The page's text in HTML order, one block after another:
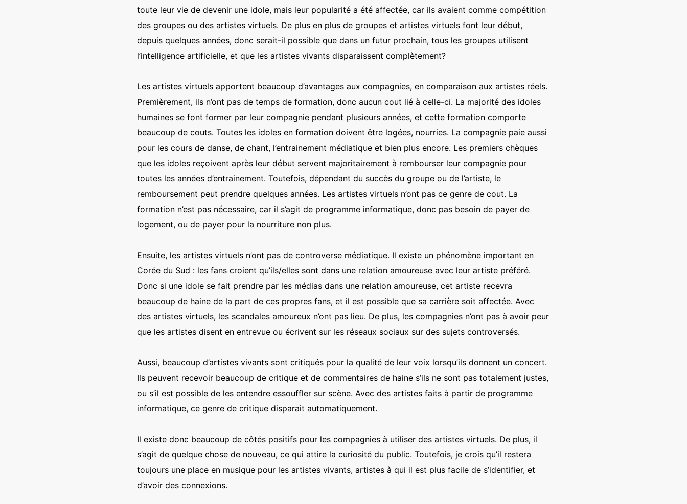
toute leur vie de devenir une idole, mais leur popularité a été affectée, car ils avaient comme compétition
des groupes ou des artistes virtuels. De plus en plus de groupes et artistes virtuels font leur début,
depuis quelques années, donc serait-il possible que dans un futur prochain, tous les groupes utilisent
l’intelligence artificielle, et que les artistes vivants disparaissent complètement?
Les artistes virtuels apportent beaucoup d’avantages aux compagnies, en comparaison aux artistes réels.
Premièrement, ils n’ont pas de temps de formation, donc aucun cout lié à celle-ci. La majorité des idoles
humaines se font former par leur compagnie pendant plusieurs années, et cette formation comporte
beaucoup de couts. Toutes les idoles en formation doivent être logées, nourries. La compagnie paie aussi
pour les cours de danse, de chant, l’entrainement médiatique et bien plus encore. Les premiers chèques
que les idoles reçoivent après leur début servent majoritairement à rembourser leur compagnie pour
toutes les années d’entrainement. Toutefois, dépendant du succès du groupe ou de l’artiste, le
remboursement peut prendre quelques années. Les artistes virtuels n’ont pas ce genre de cout. La
formation n’est pas nécessaire, car il s’agit de programme informatique, donc pas besoin de payer de
logement, ou de payer pour la nourriture non plus.
Ensuite, les artistes virtuels n’ont pas de controverse médiatique. Il existe un phénomène important en
Corée du Sud : les fans croient qu’ils/elles sont dans une relation amoureuse avec leur artiste préféré.
Donc si une idole se fait prendre par les médias dans une relation amoureuse, cet artiste recevra
beaucoup de haine de la part de ces propres fans, et il est possible que sa carrière soit affectée. Avec
des artistes virtuels, les scandales amoureux n’ont pas lieu. De plus, les compagnies n’ont pas à avoir peur
que les artistes disent en entrevue ou écrivent sur les réseaux sociaux sur des sujets controversés.
Aussi, beaucoup d’artistes vivants sont critiqués pour la qualité de leur voix lorsqu’ils donnent un concert.
Ils peuvent recevoir beaucoup de critique et de commentaires de haine s’ils ne sont pas totalement justes,
ou s’il est possible de les entendre essouffler sur scène. Avec des artistes faits à partir de programme
informatique, ce genre de critique disparait automatiquement.
Il existe donc beaucoup de côtés positifs pour les compagnies à utiliser des artistes virtuels. De plus, il
s’agit de quelque chose de nouveau, ce qui attire la curiosité du public. Toutefois, je crois qu’il restera
toujours une place en musique pour les artistes vivants, artistes à qui il est plus facile de s’identifier, et
d’avoir des connexions.